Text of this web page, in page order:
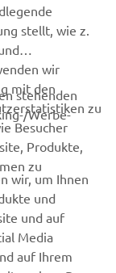
stellt, wie z.
wir
mit den
zu
Besucher
Produkte,
zu
stehenden
Werbe-
wir, um Ihnen
und
und auf
Media
auf Ihrem